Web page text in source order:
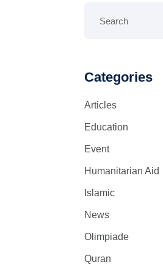
Categories
Articles
Education
Event
Humanitarian Aid
Islamic
News
Olimpiade
Quran